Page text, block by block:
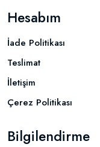
Hesabım
İade Politikası
Teslimat
İletişim
Çerez Politikası
Bilgilendirme